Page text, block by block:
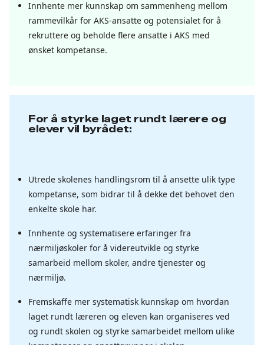
Innhente mer kunnskap om sammenheng mellom
rammevilkår for AKS-ansatte og potensialet for å
rekruttere og beholde flere ansatte i AKS med
ønsket kompetanse.
For å styrke laget rundt lærere og
elever vil byrådet:
Utrede skolenes handlingsrom til å ansette ulik type
kompetanse, som bidrar til å dekke det behovet den
enkelte skole har.
Innhente og systematisere erfaringer fra
nærmiljøskoler for å videreutvikle og styrke
samarbeid mellom skoler, andre tjenester og
nærmiljø.
Fremskaffe mer systematisk kunnskap om hvordan
laget rundt læreren og eleven kan organiseres ved
og rundt skolen og styrke samarbeidet mellom ulike